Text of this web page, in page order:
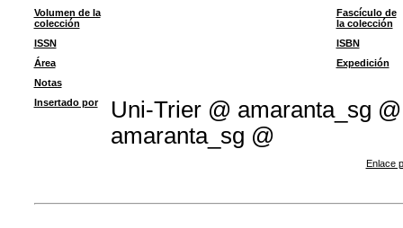
Volumen de la
colección
Fascículo de
la colección
ISSN
ISBN
Área
Expedición
Notas
Insertado por
Uni-Trier @ amaranta_sg
amaranta_sg @
Enlace